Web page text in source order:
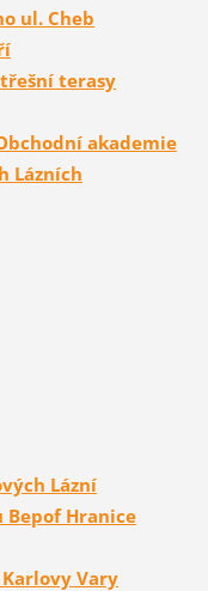
ul. Cheb
terasy
akademie
Lázních
Lázní
Hranice
Vary